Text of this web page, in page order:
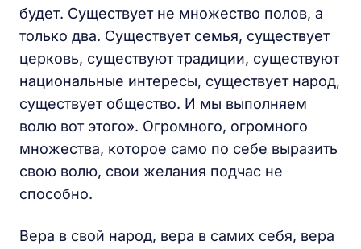
будет. Существует не множество полов, а
только два. Существует семья, существует
церковь, существуют традиции, существуют
национальные интересы, существует народ,
существует общество. И мы выполняем
волю вот этого». Огромного, огромного
множества, которое само по себе выразить
свою волю, свои желания подчас не
способно.
Вера в свой народ, вера в самих себя, вера